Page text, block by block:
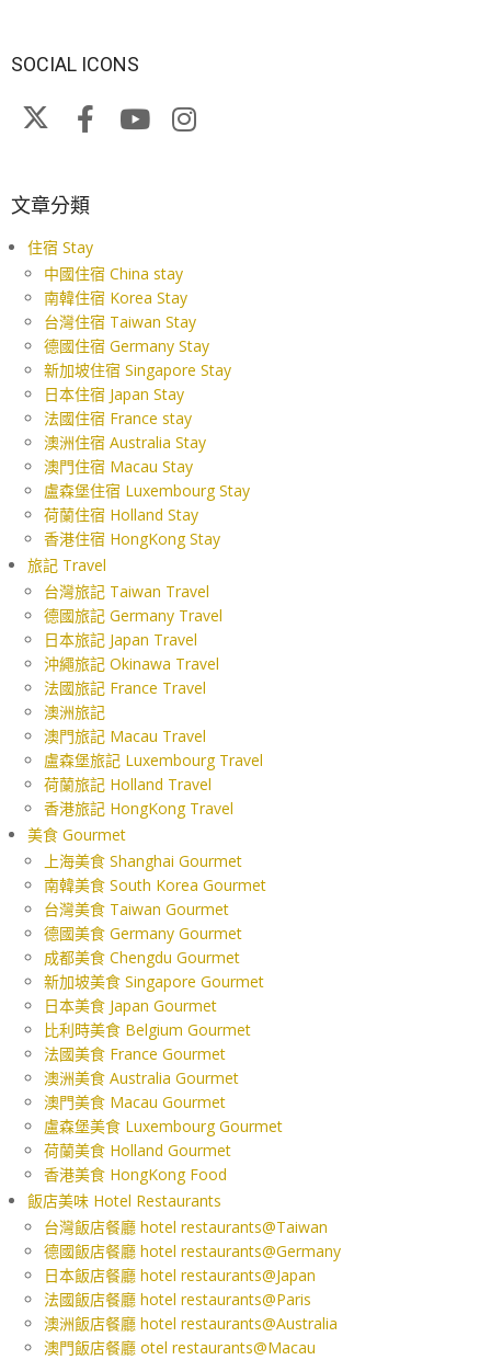
SOCIAL ICONS
文章分類
住宿 Stay
中國住宿 China stay
南韓住宿 Korea Stay
台灣住宿 Taiwan Stay
德國住宿 Germany Stay
新加坡住宿 Singapore Stay
日本住宿 Japan Stay
法國住宿 France stay
澳洲住宿 Australia Stay
澳門住宿 Macau Stay
盧森堡住宿 Luxembourg Stay
荷蘭住宿 Holland Stay
香港住宿 HongKong Stay
旅記 Travel
台灣旅記 Taiwan Travel
德國旅記 Germany Travel
日本旅記 Japan Travel
沖繩旅記 Okinawa Travel
法國旅記 France Travel
澳洲旅記
澳門旅記 Macau Travel
盧森堡旅記 Luxembourg Travel
荷蘭旅記 Holland Travel
香港旅記 HongKong Travel
美食 Gourmet
上海美食 Shanghai Gourmet
南韓美食 South Korea Gourmet
台灣美食 Taiwan Gourmet
德國美食 Germany Gourmet
成都美食 Chengdu Gourmet
新加坡美食 Singapore Gourmet
日本美食 Japan Gourmet
比利時美食 Belgium Gourmet
法國美食 France Gourmet
澳洲美食 Australia Gourmet
澳門美食 Macau Gourmet
盧森堡美食 Luxembourg Gourmet
荷蘭美食 Holland Gourmet
香港美食 HongKong Food
飯店美味 Hotel Restaurants
台灣飯店餐廳 hotel restaurants@Taiwan
德國飯店餐廳 hotel restaurants@Germany
日本飯店餐廳 hotel restaurants@Japan
法國飯店餐廳 hotel restaurants@Paris
澳洲飯店餐廳 hotel restaurants@Australia
澳門飯店餐廳 otel restaurants@Macau